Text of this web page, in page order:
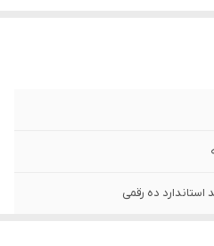
استاندارد ده رقمی